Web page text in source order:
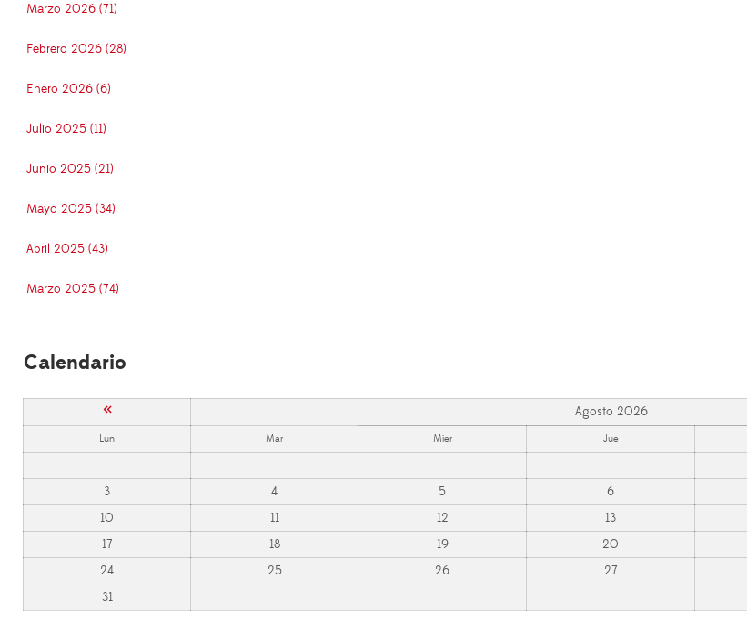
Marzo 2026 (71)
Febrero 2026 (28)
Enero 2026 (6)
Julio 2025 (11)
Junio 2025 (21)
Mayo 2025 (34)
Abril 2025 (43)
Marzo 2025 (74)
Calendario
« Agosto 2026
Lun Mar Mier Jue
3
4 5 6
10
11 12 13
17
18 19 20
24
25 26 27
31